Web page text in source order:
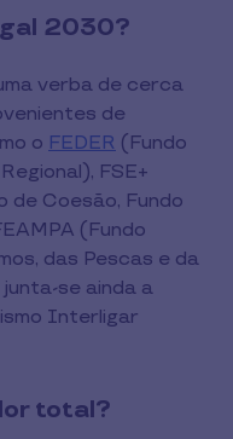
2030?
verba de cerca
de
o FEDER (Fundo
FSE+
de Coesão, Fundo
(Fundo
das Pescas e da
se ainda a
Interligar
total?